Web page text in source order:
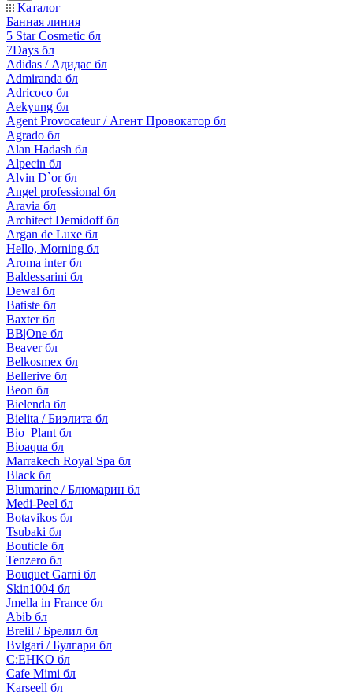
Каталог
Банная линия
5 Star Cosmetic бл
7Days бл
Adidas / Адидас бл
Admiranda бл
Adricoco бл
Aekyung бл
Agent Provocateur / Агент Провокатор бл
Agrado бл
Alan Hadash бл
Alpecin бл
Alvin D`or бл
Angel professional бл
Aravia бл
Architect Demidoff бл
Argan de Luxe бл
Hello, Morning бл
Aroma inter бл
Baldessarini бл
Dewal бл
Batiste бл
Baxter бл
BB|One бл
Beaver бл
Belkosmex бл
Bellerive бл
Beon бл
Bielenda бл
Bielita / Биэлита бл
Bio_Plant бл
Bioaqua бл
Marrakech Royal Spa бл
Black бл
Blumarine / Блюмарин бл
Medi-Peel бл
Botavikos бл
Tsubaki бл
Bouticle бл
Tenzero бл
Bouquet Garni бл
Skin1004 бл
Jmella in France бл
Abib бл
Brelil / Брелил бл
Bvlgari / Булгари бл
C:EHKO бл
Cafe Mimi бл
Karseell бл